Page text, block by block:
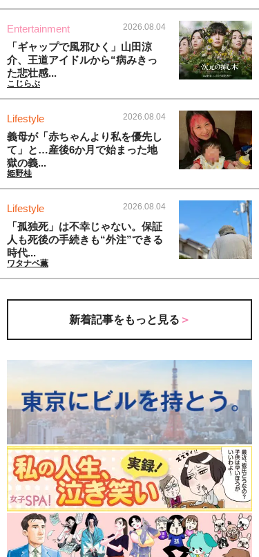
Entertainment 2026.08.04
「ギャップで風邪ひく」山田涼
介、王道アイドルから“病みきっ
た悲壮感...
こじらぶ
Lifestyle 2026.08.04
義母が「赤ちゃんより私を優先し
て」と…産後6か月で始まった地
獄の義...
姫野桂
Lifestyle 2026.08.04
「孤独死」は不幸じゃない。保証
人も死後の手続きも“外注”できる
時代...
ワタナベ薫
新着記事をもっと見る